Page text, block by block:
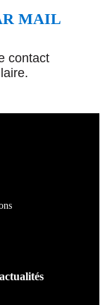
MAIL
contact